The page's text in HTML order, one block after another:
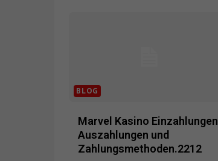
BLOG
Marvel Kasino Einzahlungen
Auszahlungen und
Zahlungsmethoden.2212